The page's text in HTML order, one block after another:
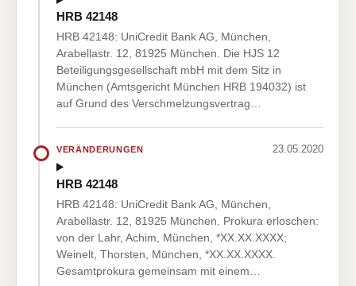
HRB 42148
HRB 42148: UniCredit Bank AG, München,
Arabellastr. 12, 81925 München. Die HJS 12
Beteiligungsgesellschaft mbH mit dem Sitz in
München (Amtsgericht München HRB 194032) ist
auf Grund des Verschmelzungsvertrag…
VERÄNDERUNGEN 23.05.2020
HRB 42148
HRB 42148: UniCredit Bank AG, München,
Arabellastr. 12, 81925 München. Prokura erloschen:
von der Lahr, Achim, München, *XX.XX.XXXX;
Weinelt, Thorsten, München, *XX.XX.XXXX.
Gesamtprokura gemeinsam mit einem…